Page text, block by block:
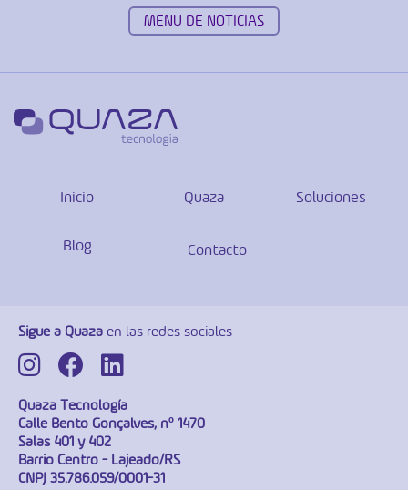
MENU DE NOTICIAS
Inicio Quaza Soluciones
Blog Contacto
Sigue a Quazaen las redes sociales
Quaza Tecnología
Calle Bento Gonçalves, nº 1470
Salas 401 y 402
Barrio Centro - Lajeado/RS
CNPJ 35.786.059/0001-31